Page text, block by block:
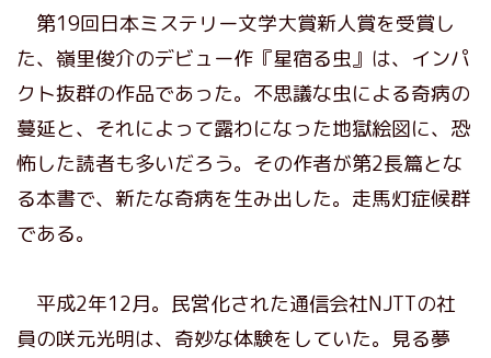
第19回日本ミステリー文学大賞新人賞を受賞し
た、嶺里俊介のデビュー作『星宿る虫』は、インパ
クト抜群の作品であった。不思議な虫による奇病の
蔓延と、それによって露わになった地獄絵図に、恐
怖した読者も多いだろう。その作者が第2長篇とな
る本書で、新たな奇病を生み出した。走馬灯症候群
である。
平成2年12月。民営化された通信会社NJTTの社
員の咲元光明は、奇妙な体験をしていた。見る夢